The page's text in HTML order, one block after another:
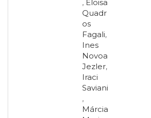
, Eloisa
Quadr
os
Fagali,
Ines
Novoa
Jezler,
Iraci
Saviani
,
Márcia